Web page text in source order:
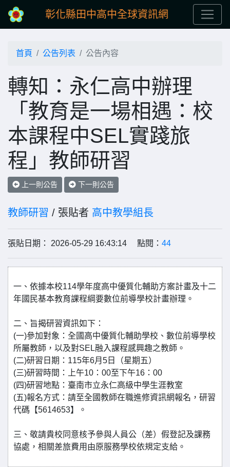
彰化縣田中高中全球資訊網
首頁 公告列表 公告內容
轉知：永仁高中辦理
「教育是一場相遇：校
本課程中SEL實踐旅
程」教師研習
上一則公告 下一則公告
教師研習 / 張貼者 高中教學組長
張貼日期： 2026-05-29 16:43:14 點閱： 44
一、依據本校114學年度高中優質化輔助方案計畫及十二
年國民基本教育課程綱要數位前導學校計畫辦理。
二、旨揭研習資訊如下：
(一)參加對象：全國高中優質化輔助學校、數位前導學校
所屬教師，以及對SEL融入課程感興趣之教師。
(二)研習日期：115年6月5日（星期五）
(三)研習時間：上午10：00至下午16：00
(四)研習地點：臺南市立永仁高級中學生涯教室
(五)報名方式：請至全國教師在職進修資訊網報名，研習
代碼【5614653】。
三、敬請貴校同意核予參與人員公（差）假登記及課務
協處，相關差旅費用由原服務學校依規定支給。